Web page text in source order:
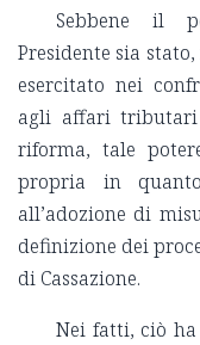
Sebbene il
Presidente sia
esercitato nei
agli affari
riforma, tale
propria in
all’adozione di
definizione dei
di Cassazione.
Nei fatti, ciò ha